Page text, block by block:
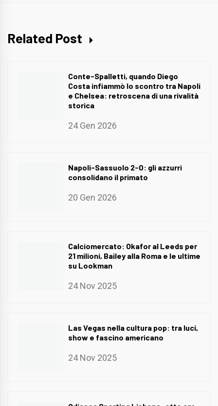
Related Post
Conte-Spalletti, quando Diego
Costa infiammò lo scontro tra Napoli
e Chelsea: retroscena di una rivalità
storica
24 Gen 2026
Napoli-Sassuolo 2-0: gli azzurri
consolidano il primato
20 Gen 2026
Calciomercato: Okafor al Leeds per
21 milioni, Bailey alla Roma e le ultime
su Lookman
24 Nov 2025
Las Vegas nella cultura pop: tra luci,
show e fascino americano
24 Nov 2025